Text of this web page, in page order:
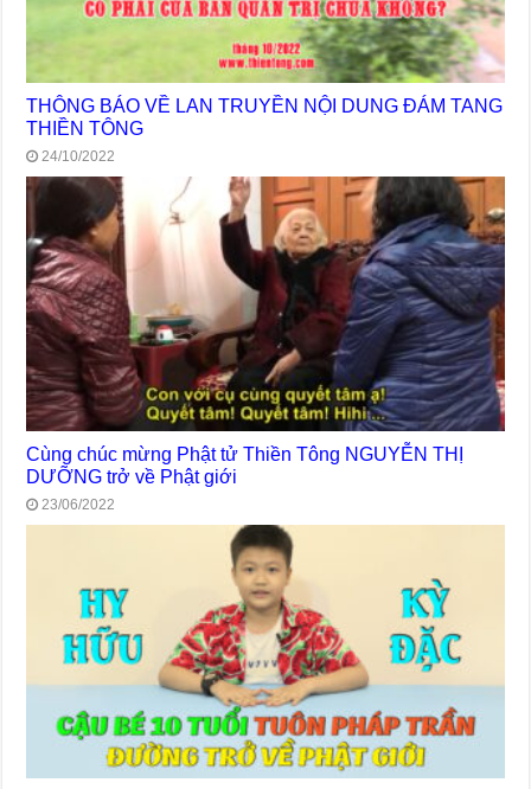
THÔNG BÁO VỀ LAN TRUYỀN NỘI DUNG ĐÁM TANG
THIỀN TÔNG
24/10/2022
Cùng chúc mừng Phật tử Thiền Tông NGUYỄN THỊ
DƯỠNG trở về Phật giới
23/06/2022